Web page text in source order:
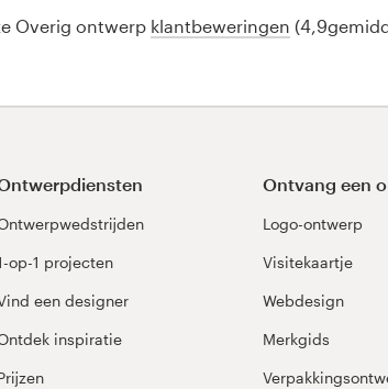
Overig ontwerp klantbeweringen
op-1 projecten
een designer
inspiratie
Ontvang een
Logo-ontwerp
Visitekaartje
Webdesign
Merkgids